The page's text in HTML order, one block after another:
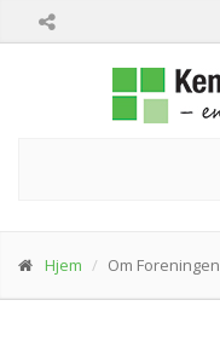
Hjem Om Foreningen